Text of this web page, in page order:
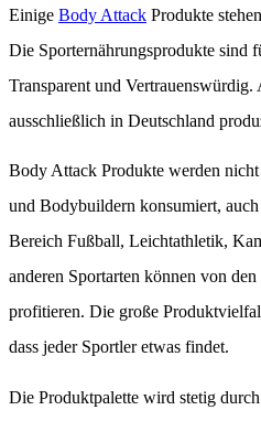
Einige Body Attack Produkte
Die Sporternährungsprodukte sind
Transparent und
ausschließlich in Deutschland
Body Attack Produkte werden
und Bodybuildern konsumiert,
Bereich Fußball, Leichtathletik,
anderen Sportarten können von
profitieren. Die große
dass jeder Sportler etwas findet.
Die Produktpalette wird stetig